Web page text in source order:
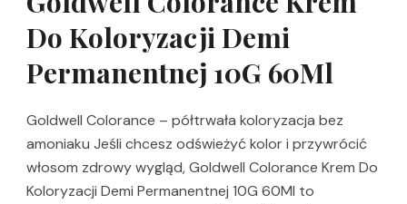
Do Koloryzacji Demi
Permanentnej 10G 60Ml
Goldwell Colorance – półtrwała koloryzacja bez
amoniaku Jeśli chcesz odświeżyć kolor i przywrócić
włosom zdrowy wygląd, Goldwell Colorance Krem Do
Koloryzacji Demi Permanentnej 10G 60Ml to